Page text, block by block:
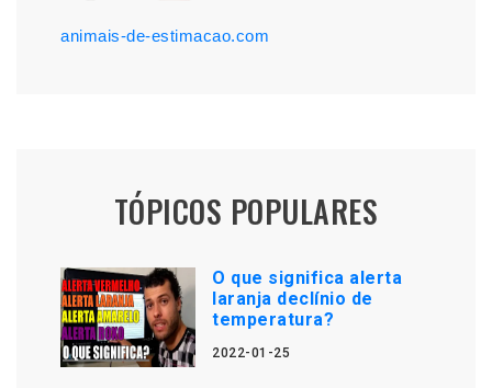
animais-de-estimacao.com
TÓPICOS POPULARES
O que significa alerta
laranja declínio de
temperatura?
2022-01-25